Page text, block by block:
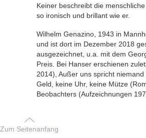
Keiner beschreibt die
so ironisch und brillant wie er.
Wilhelm Genazino, 1943 in
und ist dort im Dezember 2018
ausgezeichnet, u.a. mit dem
Preis. Bei Hanser erschienen
2014), Außer uns spricht
Geld, keine Uhr, keine Mütze
Beobachters (Aufzeichnungen
Zum Seitenanfang